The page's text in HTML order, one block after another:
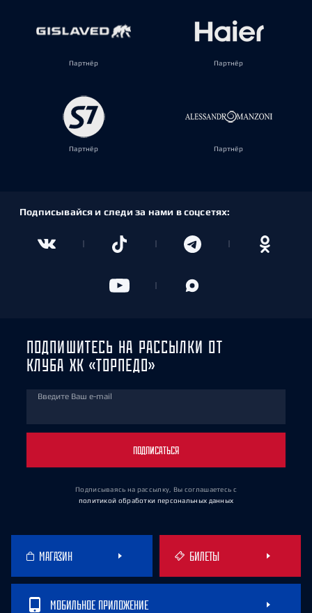
Партнёр Партнёр
Партнёр Партнёр
Подписывайся и следи за нами в соцсетях:
ПОДПИШИТЕСЬ НА РАССЫЛКИ ОТ
КЛУБА ХК «ТОРПЕДО»
Введите Ваш e-mail
ПОДПИСАТЬСЯ
Подписываясь на рассылку, Вы соглашаетесь с
политикой обработки персональных данных
МАГАЗИН БИЛЕТЫ
МОБИЛЬНОЕ ПРИЛОЖЕНИЕ